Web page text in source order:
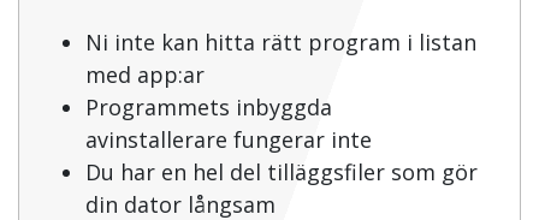
Ni inte kan hitta rätt program i listan
med app:ar
Programmets inbyggda
avinstallerare fungerar inte
Du har en hel del tilläggsfiler som gör
din dator långsam